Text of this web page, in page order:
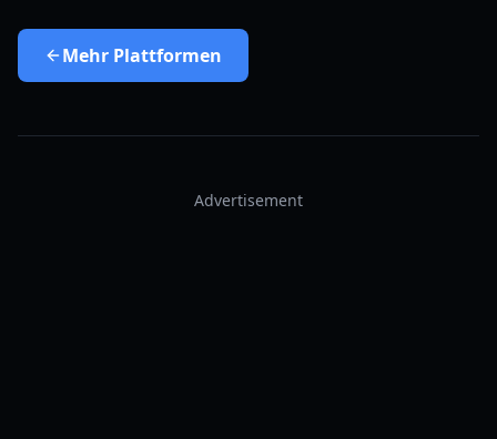
Mehr Plattformen
Advertisement